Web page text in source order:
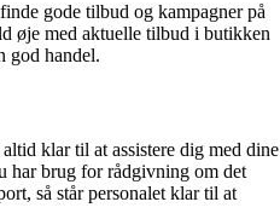
gode tilbud og kampagner på
øje med aktuelle tilbud i butikken
god handel.
klar til at assistere dig med dine
har brug for rådgivning om det
så står personalet klar til at